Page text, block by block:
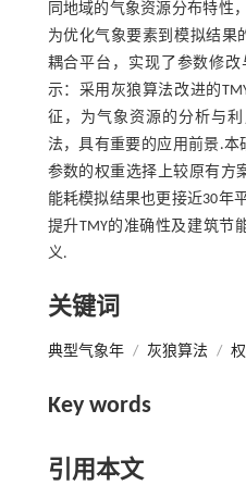
同地域的气象资源分布特性
为优化气象要素到模拟结果
耦合平台，实现了参数修
示：采用灰狼算法改进的
征，为气象资源的分析与
法，具有重要的应用前景.本
参数的权重选择上较原有方
能耗模拟结果也更接近30年
提升TMY的准确性及建筑节
义.
关键词
典型气象年 / 灰狼算法 /
Key words
引用本文